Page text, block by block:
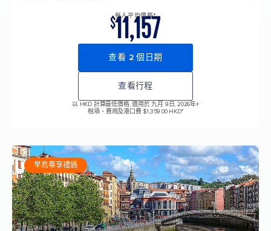
每人平均價格*
$11,157
查看 2 個日期
查看行程
以 HKD 計算最低價格, 適用於 九月 9日, 2026年+
稅項、費用及港口費 $1,359.00 HKD*
早鳥尊享禮遇